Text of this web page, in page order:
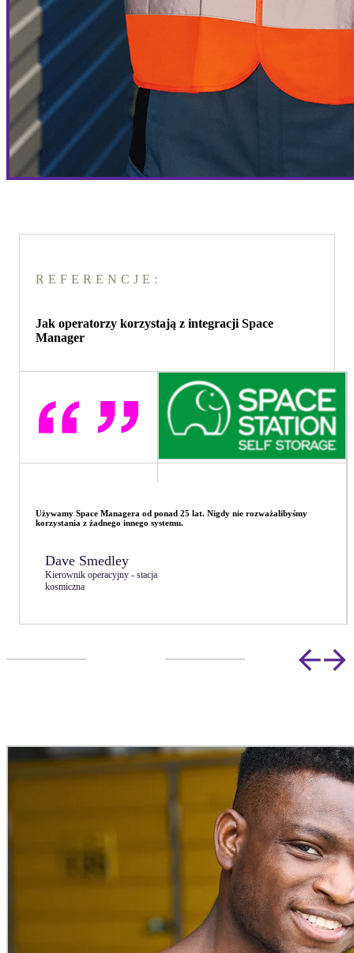
REFERENCJE:
Jak operatorzy korzystają z integracji Space
Manager
Używamy Space Managera od ponad 25 lat. Nigdy nie rozważalibyśmy
korzystania z żadnego innego systemu.
Dave Smedley
Kierownik operacyjny - stacja
kosmiczna